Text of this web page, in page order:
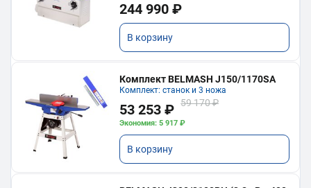
244 990 ₽
В корзину
Комплект BELMASH J150/1170SA
Комплект: станок и 3 ножа
53 253 ₽ 59 170 ₽
Экономия: 5 917 ₽
В корзину